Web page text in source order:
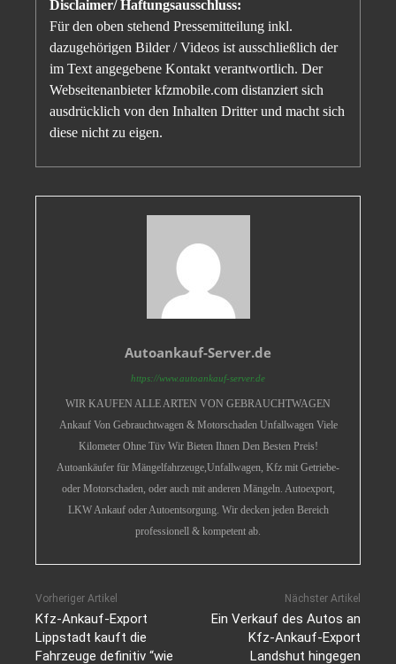
Disclaimer/ Haftungsausschluss:
Für den oben stehend Pressemitteilung inkl.
dazugehörigen Bilder / Videos ist ausschließlich der
im Text angegebene Kontakt verantwortlich. Der
Webseitenanbieter kfzmobile.com distanziert sich
ausdrücklich von den Inhalten Dritter und macht sich
diese nicht zu eigen.
Autoankauf-Server.de
https://www.autoankauf-server.de
WIR KAUFEN ALLE ARTEN VON GEBRAUCHTWAGEN
Ankauf Von Gebrauchtwagen & Motorschaden Unfallwagen Viele
Kilometer Ohne Tüv Wir Bieten Ihnen Den Besten Preis!
Autoankäufer für Mängelfahrzeuge,Unfallwagen, Kfz mit Getriebe-
oder Motorschaden, oder auch mit anderen Mängeln. Autoexport,
LKW Ankauf oder Autoentsorgung. Wir decken jeden Bereich
professionell & kompetent ab.
Vorheriger Artikel
Kfz-Ankauf-Export
Lippstadt kauft die
Fahrzeuge definitiv “wie
Nächster Artikel
Ein Verkauf des Autos an
Kfz-Ankauf-Export
Landshut hingegen